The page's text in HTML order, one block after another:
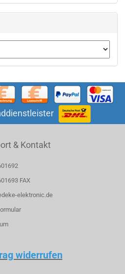
& Kontakt
FAX
elektronic.de
widerrufen